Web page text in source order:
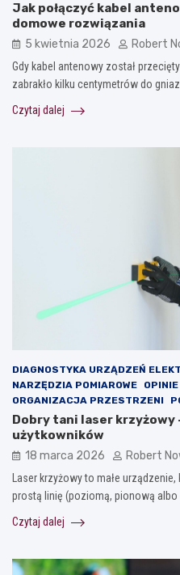
Jak połączyć kabel
domowe rozwiązania
5 kwietnia 2026 Robert
Gdy kabel antenowy został
zabrakło kilku centymetrów do
Czytaj dalej
DIAGNOSTYKA URZĄDZEŃ
NARZĘDZIA POMIAROWE
ORGANIZACJA PRZESTRZENI
Dobry tani laser krzyżowy
użytkowników
18 marca 2026 Robert
Laser krzyżowy to małe
prostą linię (poziomą, pionową albo
Czytaj dalej